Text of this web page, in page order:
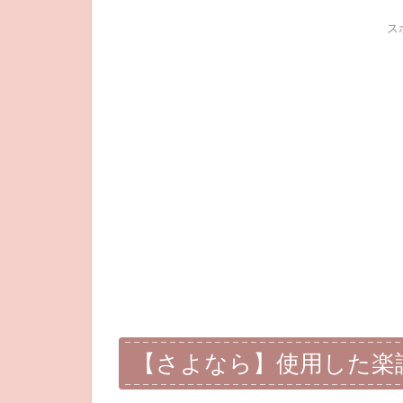
ス
【さよなら】使用した楽